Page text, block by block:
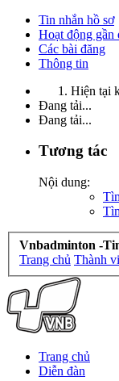
Tin nhắn hồ sơ
Hoạt động gần
Các bài đăng
Thông tin
Hiện tại
Đang tải...
Đang tải...
Tương tác
Nội dung:
Vnbadminton -
Trang chủ Thành
Trang chủ
Diễn đàn